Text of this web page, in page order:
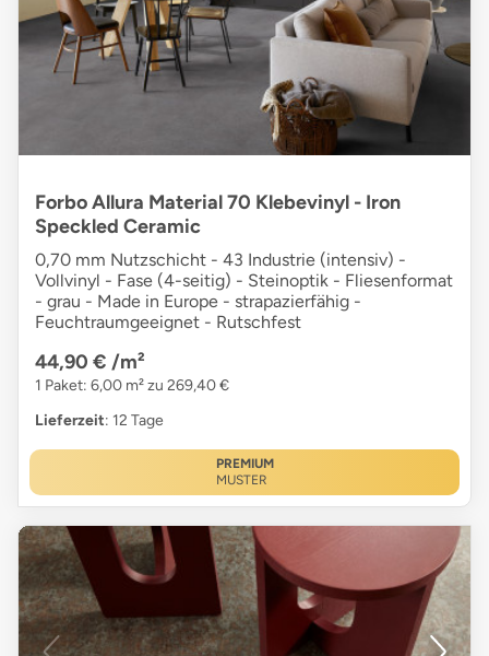
Forbo Allura Material 70 Klebevinyl - Iron
Speckled Ceramic
0,70 mm Nutzschicht - 43 Industrie (intensiv) -
Vollvinyl - Fase (4-seitig) - Steinoptik - Fliesenformat
- grau - Made in Europe - strapazierfähig -
Feuchtraumgeeignet - Rutschfest
44,90 € /m²
1 Paket: 6,00 m² zu 269,40 €
Lieferzeit: 12 Tage
PREMIUM
MUSTER